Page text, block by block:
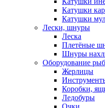
Катушки
Катушки
Лески, шнуры
Леска
Плетёные
Шнуры
Оборудование
Жерлицы
Коробки,
Ледобуры
Очки